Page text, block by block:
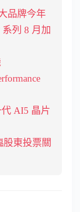
品牌今年
列 8 月加
代 AI5 晶片
股東投票關